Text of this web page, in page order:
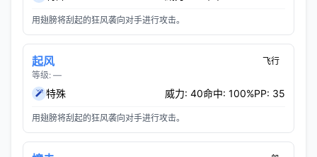
用翅膀将刮起的狂风袭向对手进行攻击。
起风
等级: —
飞行
特殊 威力: 40命中: 100%PP: 35
用翅膀将刮起的狂风袭向对手进行攻击。